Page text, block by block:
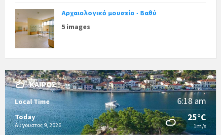
Αρχαιολογικό μουσείο - Βαθύ
5 images
ΚΑΙΡΌΣ
Local Time 6:18 am
Today
Αύγουστος 9, 2026
25°C
1m/s